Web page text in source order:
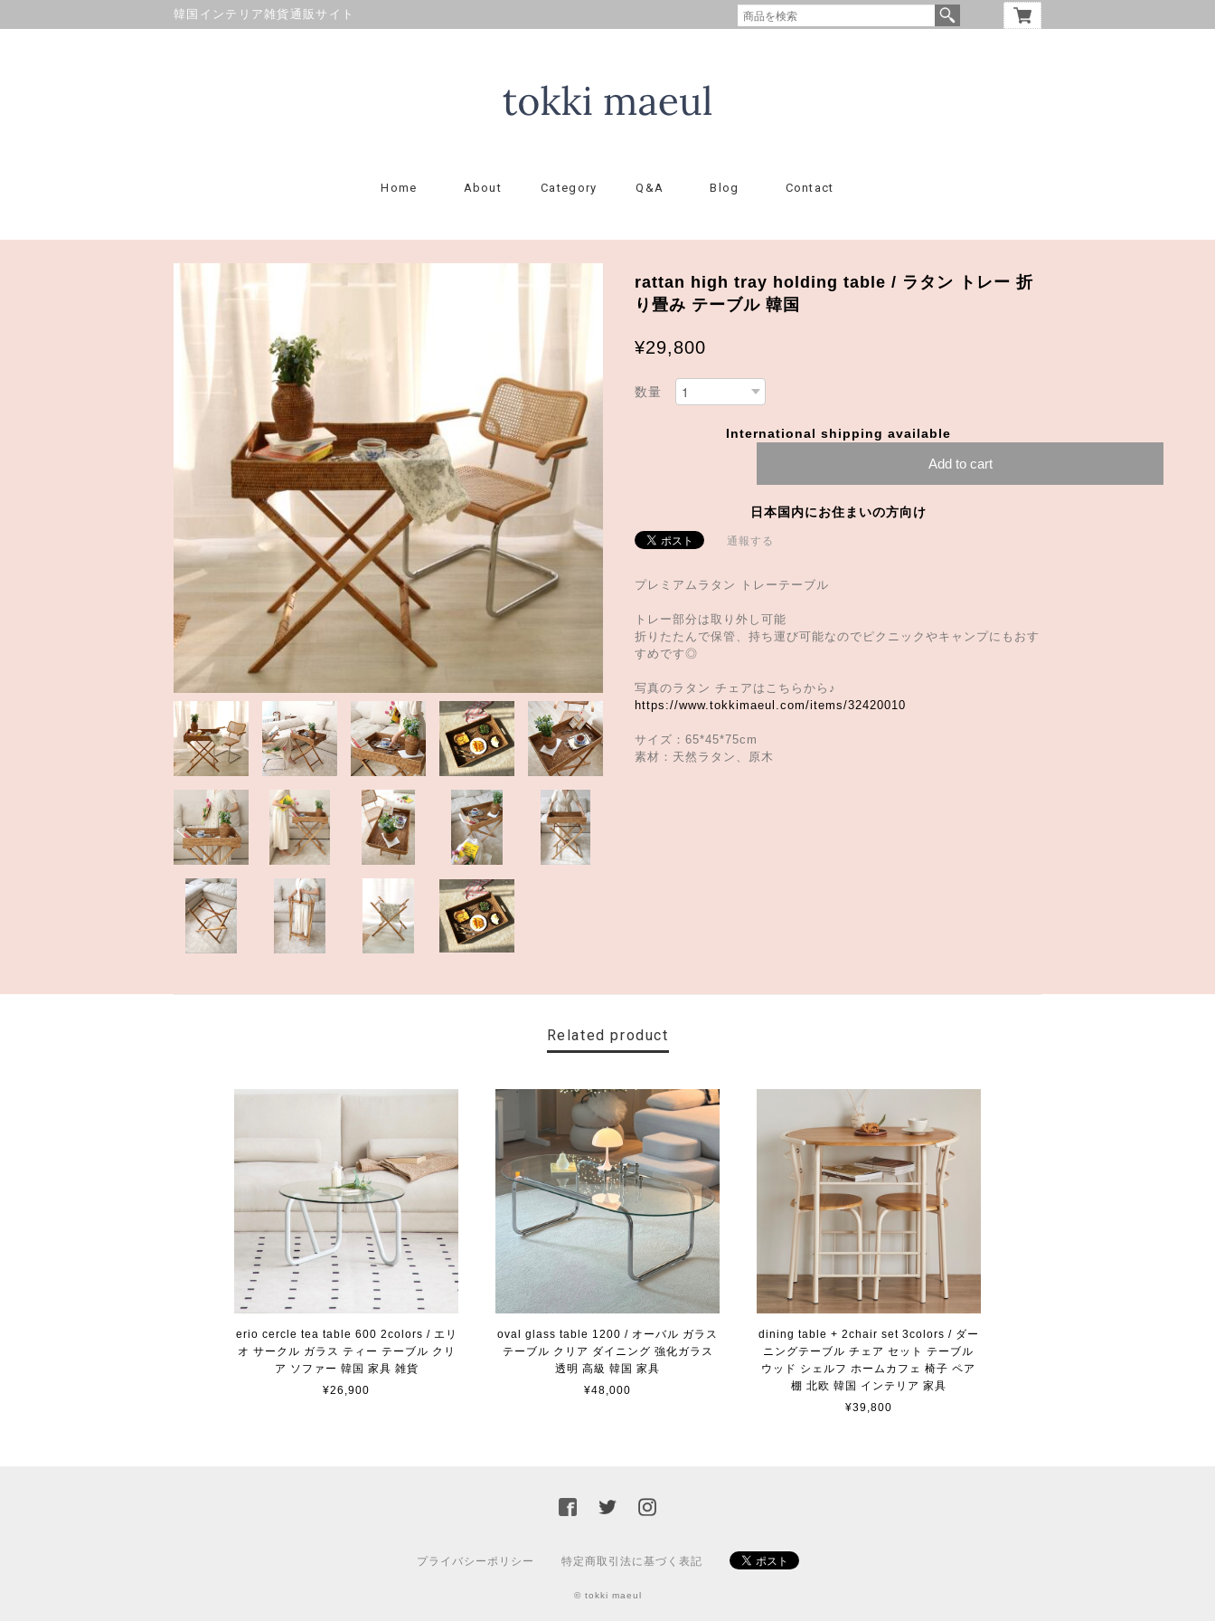
韓国インテリア雑貨通販サイト
Home About Category Q&A Blog Contact
rattan high tray holding table / ラタン トレー 折
り畳み テーブル 韓国
¥29,800
数量
International shipping available
Add to cart
日本国内にお住まいの方向け
通報する
プレミアムラタン トレーテーブル
トレー部分は取り外し可能
折りたたんで保管、持ち運び可能なのでピクニックやキャンプにもおす
すめです◎
写真のラタン チェアはこちらから♪
https://www.tokkimaeul.com/items/32420010
サイズ：65*45*75cm
素材：天然ラタン、原木
Related product
erio cercle tea table 600 2colors / エリ
オ サークル ガラス ティー テーブル クリ
ア ソファー 韓国 家具 雑貨
¥26,900
oval glass table 1200 / オーバル ガラス
テーブル クリア ダイニング 強化ガラス
透明 高級 韓国 家具
¥48,000
dining table + 2chair set 3colors / ダー
ニングテーブル チェア セット テーブル
ウッド シェルフ ホームカフェ 椅子 ペア
棚 北欧 韓国 インテリア 家具
¥39,800
プライバシーポリシー 特定商取引法に基づく表記
© tokki maeul